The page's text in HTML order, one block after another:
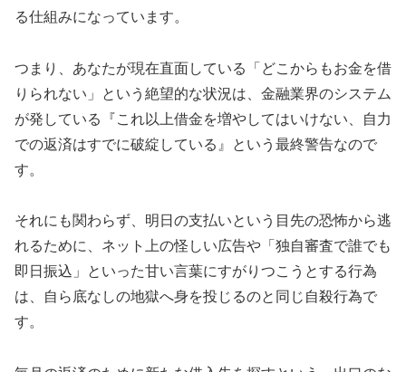
る仕組みになっています。
つまり、あなたが現在直面している「どこからもお金を借
りられない」という絶望的な状況は、金融業界のシステム
が発している『これ以上借金を増やしてはいけない、自力
での返済はすでに破綻している』という最終警告なので
す。
それにも関わらず、明日の支払いという目先の恐怖から逃
れるために、ネット上の怪しい広告や「独自審査で誰でも
即日振込」といった甘い言葉にすがりつこうとする行為
は、自ら底なしの地獄へ身を投じるのと同じ自殺行為で
す。